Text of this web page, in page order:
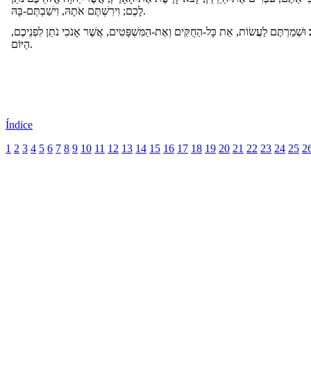
לָכֶם; וִירִשְׁתֶּם אֹתָהּ, וִישַׁבְתֶּם-בָּהּ.
וּשְׁמַרְתֶּם לַעֲשׂוֹת, אֵת כָּל-הַחֻקִּים וְאֶת-הַמִּשְׁפָּטִים, אֲשֶׁר אָנֹכִי נֹתֵן לִפְנֵיכֶם,
הַיּוֹם.
Índice
1 2 3 4 5 6 7 8 9 10 11 12 13 14 15 16 17 18 19 20 21 22 23 24 25